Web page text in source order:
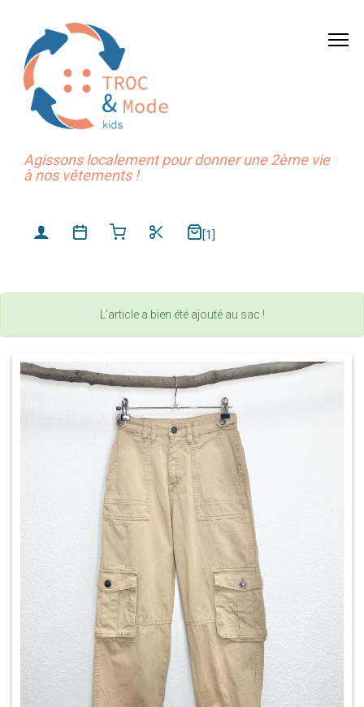
Agissons localement pour donner une 2ème vie
à nos vêtements !
[1]
L'article a bien été ajouté au sac !